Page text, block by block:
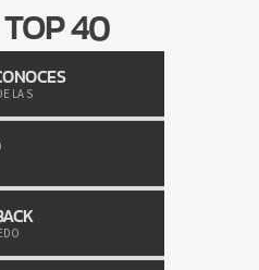
40
LA S